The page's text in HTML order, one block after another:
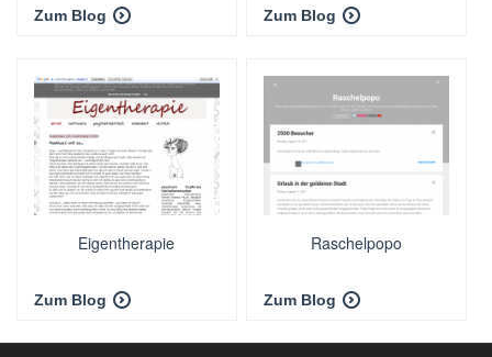
Zum Blog Zum Blog
Eigentherapie
Zum Blog
Raschelpopo
Zum Blog